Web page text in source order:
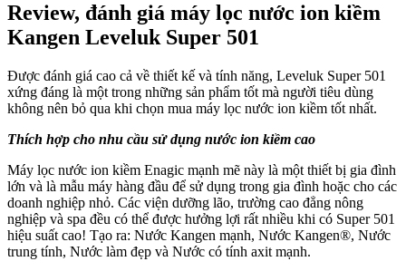
Review, đánh giá máy lọc nước ion kiềm
Kangen Leveluk Super 501
Được đánh giá cao cả về thiết kế và tính năng, Leveluk Super 501
xứng đáng là một trong những sản phẩm tốt mà người tiêu dùng
không nên bỏ qua khi chọn mua máy lọc nước ion kiềm tốt nhất.
Thích hợp cho nhu cầu sử dụng nước ion kiềm cao
Máy lọc nước ion kiềm Enagic mạnh mẽ này là một thiết bị gia đình
lớn và là mẫu máy hàng đầu để sử dụng trong gia đình hoặc cho các
doanh nghiệp nhỏ. Các viện dưỡng lão, trường cao đẳng nông
nghiệp và spa đều có thể được hưởng lợi rất nhiều khi có Super 501
hiệu suất cao! Tạo ra: Nước Kangen mạnh, Nước Kangen®, Nước
trung tính, Nước làm đẹp và Nước có tính axit mạnh.